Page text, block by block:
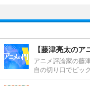
【藤津亮太のア
アニメ評論家の藤
自の切り口でピッ